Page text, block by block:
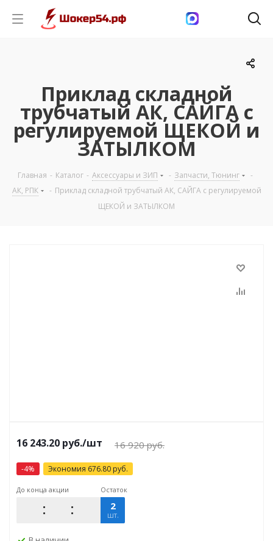
Приклад складной
трубчатый АК, САЙГА с
регулируемой ЩЕКОЙ и
ЗАТЫЛКОМ
Главная - Каталог - Аксессуары и ЗИП - Запчасти, Тюнинг
-
АК, РПК
- Приклад складной трубчатый АК, САЙГА с регулируемой
ЩЕКОЙ и ЗАТЫЛКОМ
16 243.20 руб./шт 16 920руб.
-4% Экономия 676.80 руб.
До конца акции Остаток
2
шт.